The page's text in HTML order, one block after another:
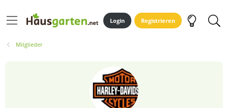
Login Registrieren
Mitglieder